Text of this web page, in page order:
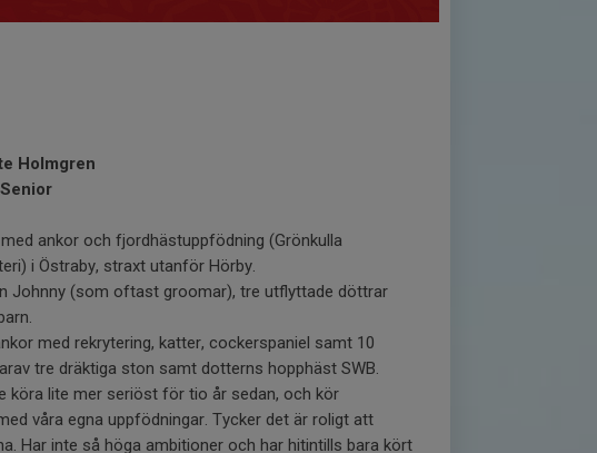
Holmgren
med ankor och fjordhästuppfödning (Grönkulla
i Östraby, straxt utanför Hörby.
Johnny (som oftast groomar), tre utflyttade döttrar
med rekrytering, katter, cockerspaniel samt 10
tre dräktiga ston samt dotterns hopphäst SWB.
köra lite mer seriöst för tio år sedan, och kör
våra egna uppfödningar. Tycker det är roligt att
Har inte så höga ambitioner och har hitintills bara kört